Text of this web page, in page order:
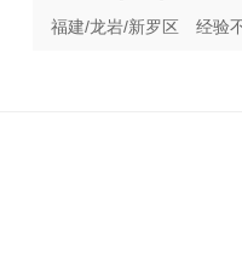
福建/龙岩/新罗区
经验